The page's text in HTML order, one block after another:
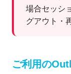
場合セッシ
グアウト・
ご利用の